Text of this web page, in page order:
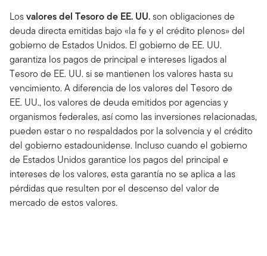
Losvalores del Tesoro de EE. UU.son obligaciones de
deuda directa emitidas bajo «la fe y el crédito plenos» del
gobierno de Estados Unidos. El gobierno de EE. UU.
garantiza los pagos de principal e intereses ligados al
Tesoro de EE. UU. si se mantienen los valores hasta su
vencimiento. A diferencia de los valores del Tesoro de
EE. UU., los valores de deuda emitidos por agencias y
organismos federales, así como las inversiones relacionadas,
pueden estar o no respaldados por la solvencia y el crédito
del gobierno estadounidense. Incluso cuando el gobierno
de Estados Unidos garantice los pagos del principal e
intereses de los valores, esta garantía no se aplica a las
pérdidas que resulten por el descenso del valor de
mercado de estos valores.